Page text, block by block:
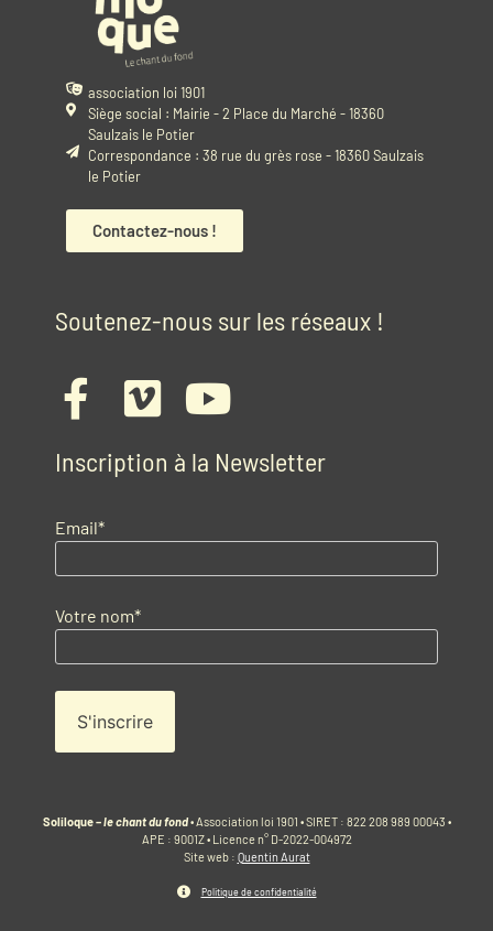
association loi 1901
Siège social : Mairie - 2 Place du Marché - 18360
Saulzais le Potier
Correspondance : 38 rue du grès rose - 18360 Saulzais
le Potier
Contactez-nous !
Soutenez-nous sur les réseaux !
Inscription à la Newsletter
Email*
Votre nom*
Soliloque –le chant du fond• Association loi 1901 • SIRET : 822 208 989 00043 •
APE : 9001Z • Licence n° D-2022-004972
Site web : Quentin Aurat
Politique de confidentialité